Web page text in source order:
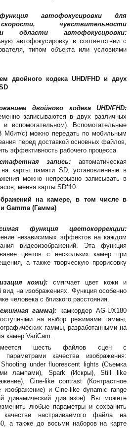
автофокусировки для
чувствительности
области автофокусировки:
автофокусировку в соответствии с
типом объекта или условиями
двойного кодека UHD/FHD и двух
двойного кодека UHD/FHD:
записываются в двух различных
вспомогательном). Вспомогательные
Мбит/с) можно передать по мобильным
перед доставкой основных файлов,
эффективность рабочего процесса
запись: автоматическая
на карты памяти SD, установленные в
можно непрерывно записывать в
меняя карты SD*10.
на камере, в том числе в
Gamma (Гамма)
функция цветокоррекции:
независимых эффектов на каждом
видеоизображений. Эта функция
цветов с нескольких камер при
а также творческую прорисовку
кожи): смягчает цвет кожи и
на изображениях. Функция особенно
человека с близкого расстояния.
гамма): камкордер AG-UX180
на выбор режимами гаммы,
гаммы, разработанными на
камер VariCam.
шесть файлов сцен с
параметрами качества изображения:
under fluorescent lights (Съемка
лампами), Spark (Искры), Still like
Cine-like contrast (Контрастное
изображение) и Cine-like dynamic range
динамический диапазон). Вы можете
любые параметры и сохранить
настраиваемого файла на
а также до восьми наборов на карте